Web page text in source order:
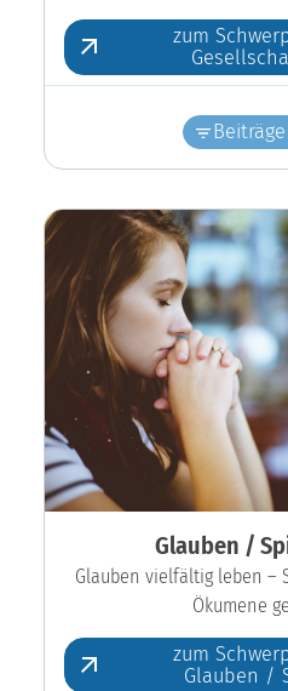
zum
Glauben /
Glauben vielfältig leben –
Ökumene
zum
Glauben /